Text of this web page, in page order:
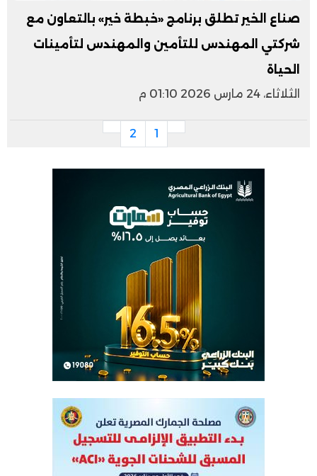
صناع الخير تطلق برنامج «خبطة خير» بالتعاون مع
شركتي المهندس للتأمين والمهندس لتأمينات
الحياة
الثلاثاء، 24 مارس 2026 01:10 م
1
2